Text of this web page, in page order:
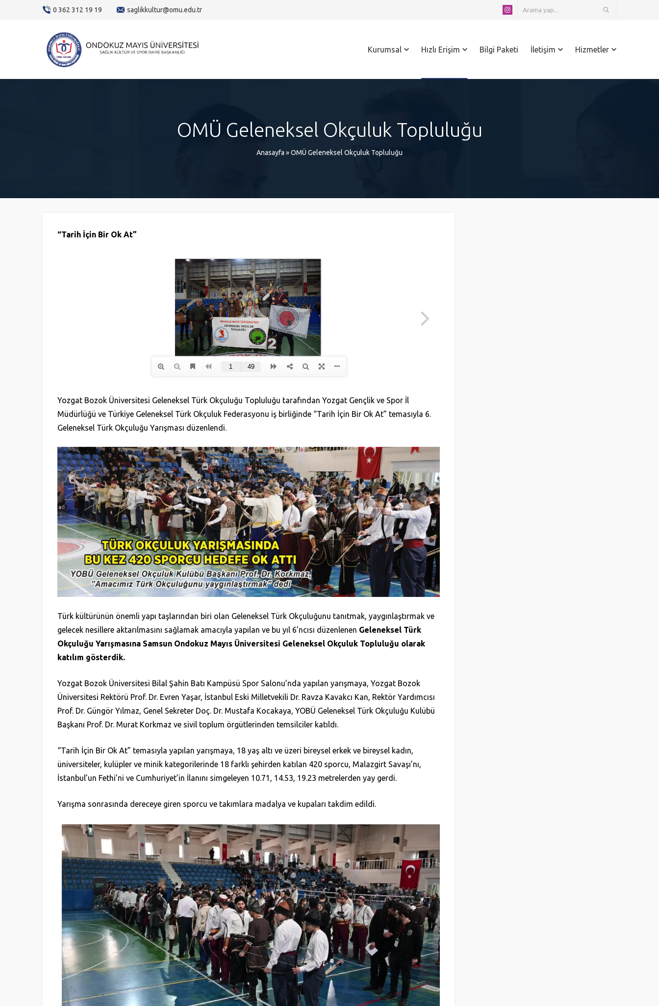
0 362 312 19 19 saglikkultur@omu.edu.tr
Kurumsal Hızlı Erişim Bilgi Paketi İletişim Hizmetler
OMÜ Geleneksel Okçuluk Topluluğu
Anasayfa »OMÜ Geleneksel Okçuluk Topluluğu
“Tarih İçin Bir Ok At”
Yozgat Bozok Üniversitesi Geleneksel Türk Okçuluğu Topluluğu tarafından Yozgat Gençlik ve Spor İl
Müdürlüğü ve Türkiye Geleneksel Türk Okçuluk Federasyonu iş birliğinde “Tarih İçin Bir Ok At” temasıyla 6.
Geleneksel Türk Okçuluğu Yarışması düzenlendi.
Türk kültürünün önemli yapı taşlarından biri olan Geleneksel Türk Okçuluğunu tanıtmak, yaygınlaştırmak ve
gelecek nesillere aktarılmasını sağlamak amacıyla yapılan ve bu yıl 6’ncısı düzenlenen Geleneksel Türk
Okçuluğu Yarışmasına Samsun Ondokuz Mayıs Üniversitesi Geleneksel Okçuluk Topluluğu olarak
katılım gösterdik.
Yozgat Bozok Üniversitesi Bilal Şahin Batı Kampüsü Spor Salonu’nda yapılan yarışmaya, Yozgat Bozok
Üniversitesi Rektörü Prof. Dr. Evren Yaşar, İstanbul Eski Milletvekili Dr. Ravza Kavakcı Kan, Rektör Yardımcısı
Prof. Dr. Güngör Yılmaz, Genel Sekreter Doç. Dr. Mustafa Kocakaya, YOBÜ Geleneksel Türk Okçuluğu Kulübü
Başkanı Prof. Dr. Murat Korkmaz ve sivil toplum örgütlerinden temsilciler katıldı.
“Tarih İçin Bir Ok At” temasıyla yapılan yarışmaya, 18 yaş altı ve üzeri bireysel erkek ve bireysel kadın,
üniversiteler, kulüpler ve minik kategorilerinde 18 farklı şehirden katılan 420 sporcu, Malazgirt Savaşı’nı,
İstanbul’un Fethi’ni ve Cumhuriyet’in İlanını simgeleyen 10.71, 14.53, 19.23 metrelerden yay gerdi.
Yarışma sonrasında dereceye giren sporcu ve takımlara madalya ve kupaları takdim edildi.